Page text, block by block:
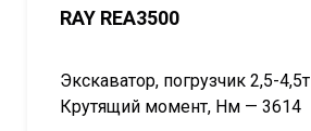
RAY REA3500
Экскаватор, погрузчик 2,5-4,5т
Крутящий момент, Нм — 3614